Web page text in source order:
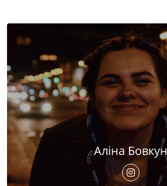
Аліна Бовкун